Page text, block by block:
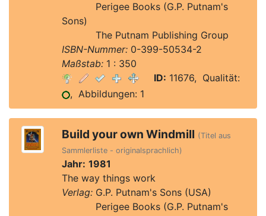
Perigee Books (G.P. Putnam's
Sons)
The Putnam Publishing Group
ISBN-Nummer:0-399-50534-2
Maßstab:1 : 350
ID: 11676, Qualität:
, Abbildungen: 1
Build your own Windmill (Titel aus
Sammlerliste - originalsprachlich)
Jahr: 1981
The way things work
Verlag:G.P. Putnam's Sons (USA)
Perigee Books (G.P. Putnam's